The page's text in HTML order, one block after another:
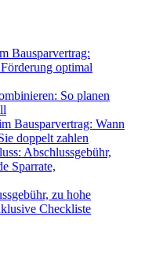
Bausparvertrag:
optimal
So planen
Bausparvertrag: Wann
doppelt zahlen
Abschlussgebühr,
Sparrate,
zu hohe
Checkliste